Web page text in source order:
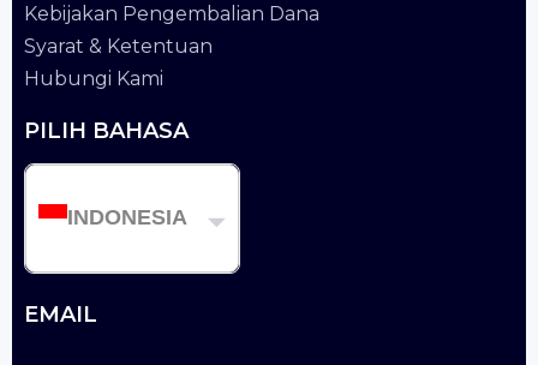
Kebijakan Pengembalian Dana
Syarat & Ketentuan
Hubungi Kami
PILIH BAHASA
INDONESIA
EMAIL